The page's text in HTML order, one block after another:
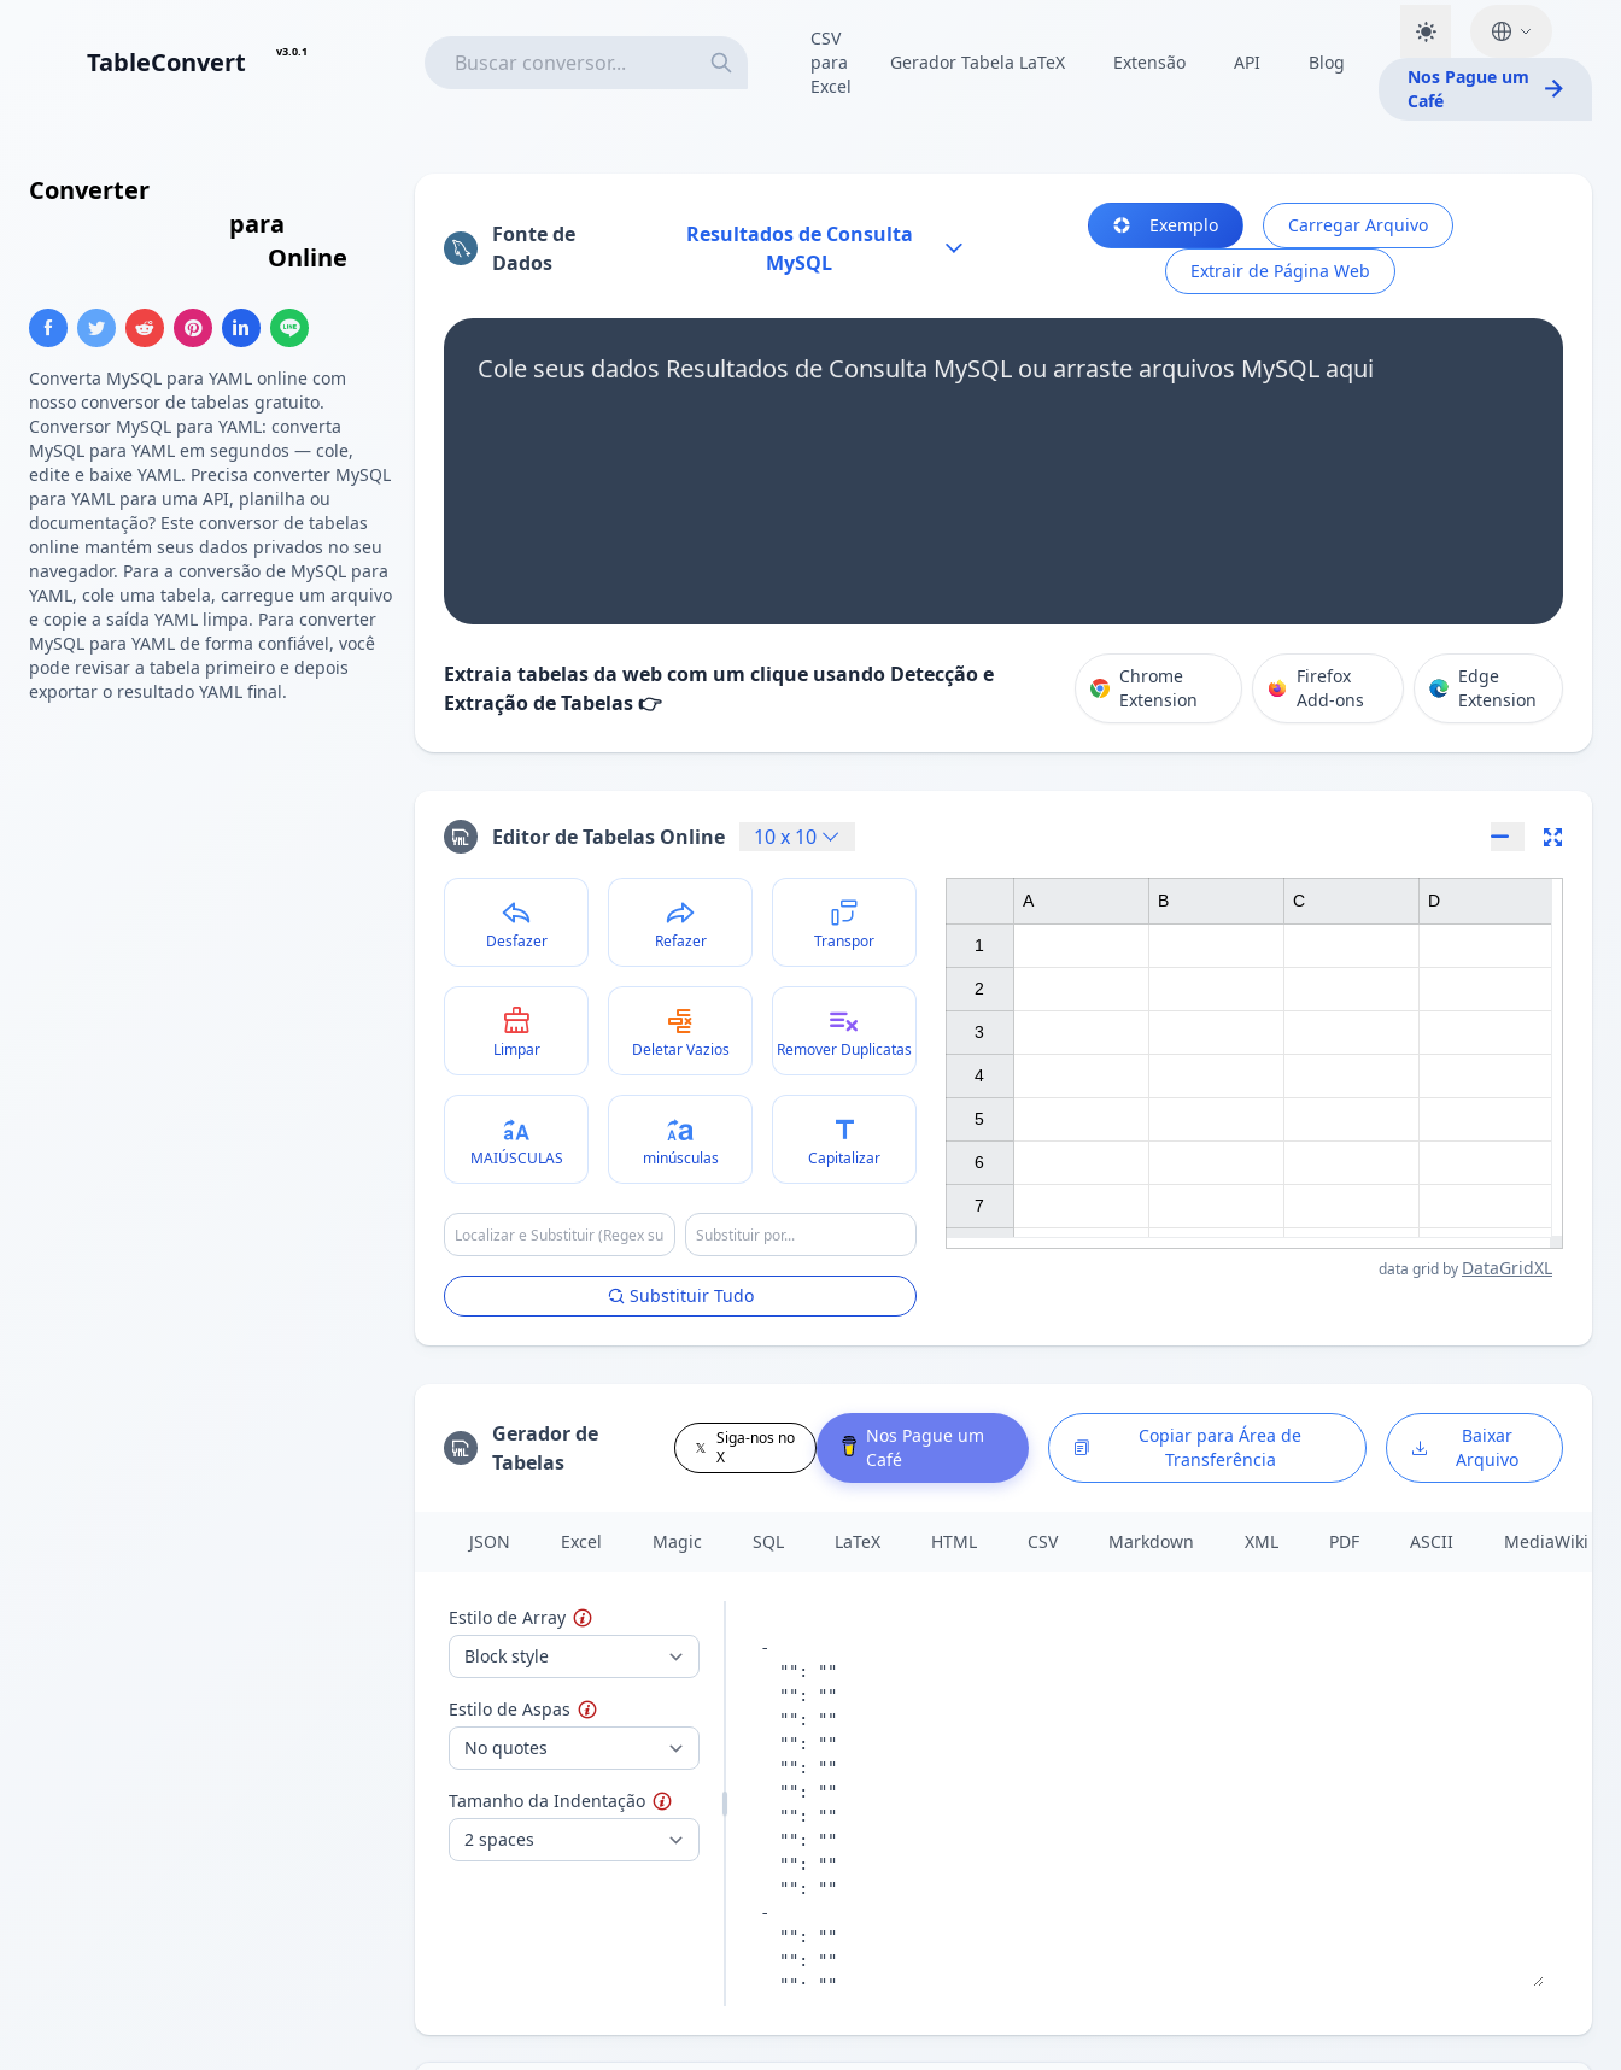
TableConvert v3.0.1
CSV
para
Excel
Gerador Tabela LaTeX Extensão API Blog
Nos Pague um
Café
Converter
para
Online
Converta MySQL para YAML online com
nosso conversor de tabelas gratuito.
Conversor MySQL para YAML: converta
MySQL para YAML em segundos — cole,
edite e baixe YAML. Precisa converter MySQL
para YAML para uma API, planilha ou
documentação? Este conversor de tabelas
online mantém seus dados privados no seu
navegador. Para a conversão de MySQL para
YAML, cole uma tabela, carregue um arquivo
e copie a saída YAML limpa. Para converter
MySQL para YAML de forma confiável, você
pode revisar a tabela primeiro e depois
exportar o resultado YAML final.
Fonte de
Dados
Resultados de Consulta
MySQL
Exemplo
Carregar Arquivo
Extrair de Página Web
Cole seus dados Resultados de Consulta MySQL ou arraste arquivos MySQL aqui
Extraia tabelas da web com um clique usando Detecção e
Extração de Tabelas 👉
Chrome
Extension
Firefox
Add-ons
Edge
Extension
Editor de Tabelas Online 10x 10
Desfazer Refazer Transpor
Limpar Deletar Vazios Remover Duplicatas
MAIÚSCULAS minúsculas Capitalizar
Substituir Tudo
data grid by DataGridXL
1
2
3
4
5
6
7
A B C D
Gerador de
Tabelas
Siga-nos no
X
Nos Pague um
Café
Copiar para Área de
Transferência
Baixar
Arquivo
JSON Excel Magic SQL LaTeX HTML CSV Markdown XML PDF ASCII MediaWiki
Estilo de Array
Estilo de Aspas
Tamanho da Indentação